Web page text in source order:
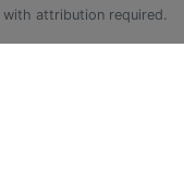
with attribution required.